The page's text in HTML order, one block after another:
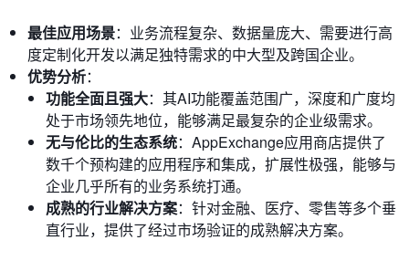
最佳应用场景：业务流程复杂、数据量庞大、需要进行高
度定制化开发以满足独特需求的中大型及跨国企业。
优势分析：
功能全面且强大：其AI功能覆盖范围广，深度和广度均
处于市场领先地位，能够满足最复杂的企业级需求。
无与伦比的生态系统：AppExchange应用商店提供了
数千个预构建的应用程序和集成，扩展性极强，能够与
企业几乎所有的业务系统打通。
成熟的行业解决方案：针对金融、医疗、零售等多个垂
直行业，提供了经过市场验证的成熟解决方案。